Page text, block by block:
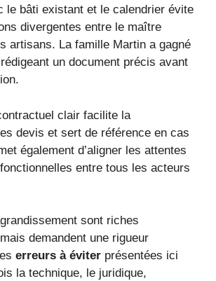
le bâti existant et le calendrier évite
divergentes entre le maître
artisans. La famille Martin a gagné
un document précis avant
clair facilite la
devis et sert de référence en cas
également d’aligner les attentes
entre tous les acteurs
sont riches
demandent une rigueur
erreurs à éviter présentées ici
la technique, le juridique,